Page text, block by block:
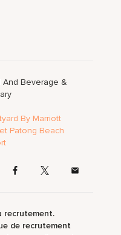
And Beverage &
By Marriott
Patong Beach
recrutement.
de recrutement